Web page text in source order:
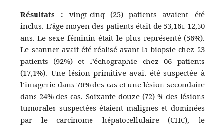
Résultats : vingt-cinq (25) patients avaient été
inclus. L’âge moyen des patients était de 53,16± 12,30
ans. Le sexe féminin était le plus représenté (56%).
Le scanner avait été réalisé avant la biopsie chez 23
patients (92%) et l’échographie chez 06 patients
(17,1%). Une lésion primitive avait été suspectée à
l’imagerie dans 76% des cas et une lésion secondaire
dans 24% des cas. Soixante-douze (72) % des lésions
tumorales suspectées étaient malignes et dominées
par le carcinome hépatocellulaire (CHC), le